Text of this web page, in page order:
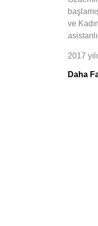
ve
2017
önemli
birliği
yerel
Sosyal
eşitliği
alanları
Daha